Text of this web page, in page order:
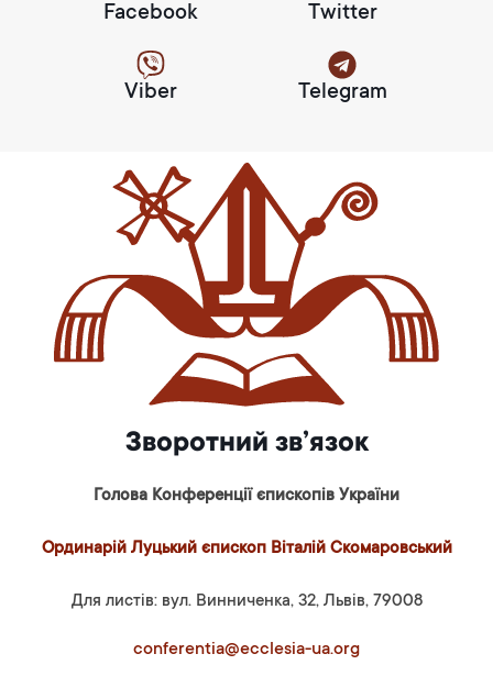
Facebook Twitter
Viber Telegram
Зворотний зв’язок
Голова Конференції єпископів України
Ординарій Луцький єпископ Віталій Скомаровський
Для листів: вул. Винниченка, 32, Львів, 79008
conferentia@ecclesia-ua.org